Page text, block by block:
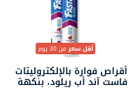
أقل سعرمن 30 يوم
أقراص فوارة بالإلكتروليتات
فاست آند أب ريلود، بنكهة